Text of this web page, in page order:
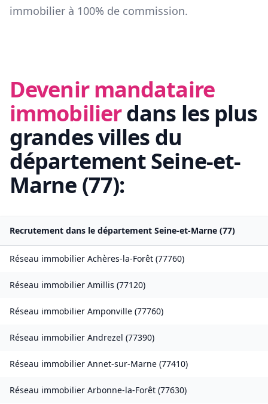
immobilier à 100% de commission.
Devenir mandataire
immobilierdans les plus
grandes villes du
départementSeine-et-
Marne (77):
Recrutement dans le département Seine-et-Marne (77)
Réseau immobilier Achères-la-Forêt (77760)
Réseau immobilier Amillis (77120)
Réseau immobilier Amponville (77760)
Réseau immobilier Andrezel (77390)
Réseau immobilier Annet-sur-Marne (77410)
Réseau immobilier Arbonne-la-Forêt (77630)